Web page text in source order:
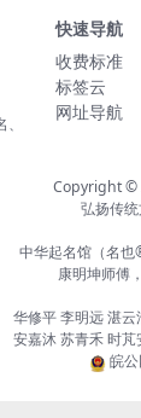
快速导航
收费标准
标签云
网址导航
Copyright ©
弘扬传
中华起名馆（名
康明坤师傅
华修平 李明远 湛
安嘉沐 苏青禾 时
皖